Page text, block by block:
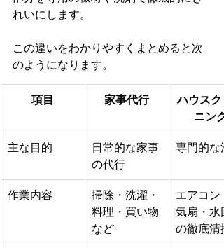
れいにします。
この違いをわかりやすくまとめると次
のようになります。
項目 家事代行
ハウスク
ニング
主な目的
日常的な家事
の代行
専門的な
作業内容
掃除・洗濯・
料理・買い物
など
エアコン
気扇・水
の徹底清